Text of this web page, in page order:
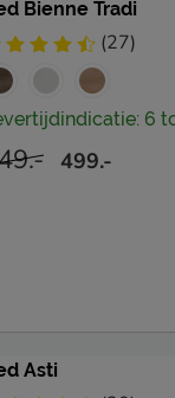
Bienne Tradi
(27)
6
499.-
Asti